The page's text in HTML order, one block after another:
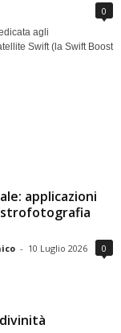
0
agli
Swift (la Swift Boost
applicazioni
- 10 Luglio 2026 0